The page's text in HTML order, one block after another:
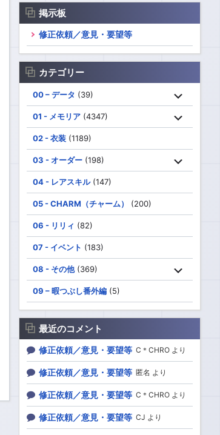
掲示板
修正依頼／意見・要望等
カテゴリー
00 – データ (39)
01 - メモリア (4347)
02 - 衣装 (1189)
03 - オーダー (198)
04 - レアスキル(147)
05 - CHARM（チャーム） (200)
06 - リリィ (82)
07 - イベント (183)
08 - その他(369)
09 – 暇つぶし番外編 (5)
最近のコメント
修正依頼／意見・要望等 C＊CHRO より
修正依頼／意見・要望等 匿名 より
修正依頼／意見・要望等 C＊CHRO より
修正依頼／意見・要望等 CJ より